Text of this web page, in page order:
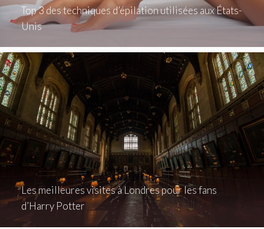
Top 3 des techniques d’épilation utilisées aux États-
Unis
Les meilleures visites à Londres pour les fans
d’Harry Potter